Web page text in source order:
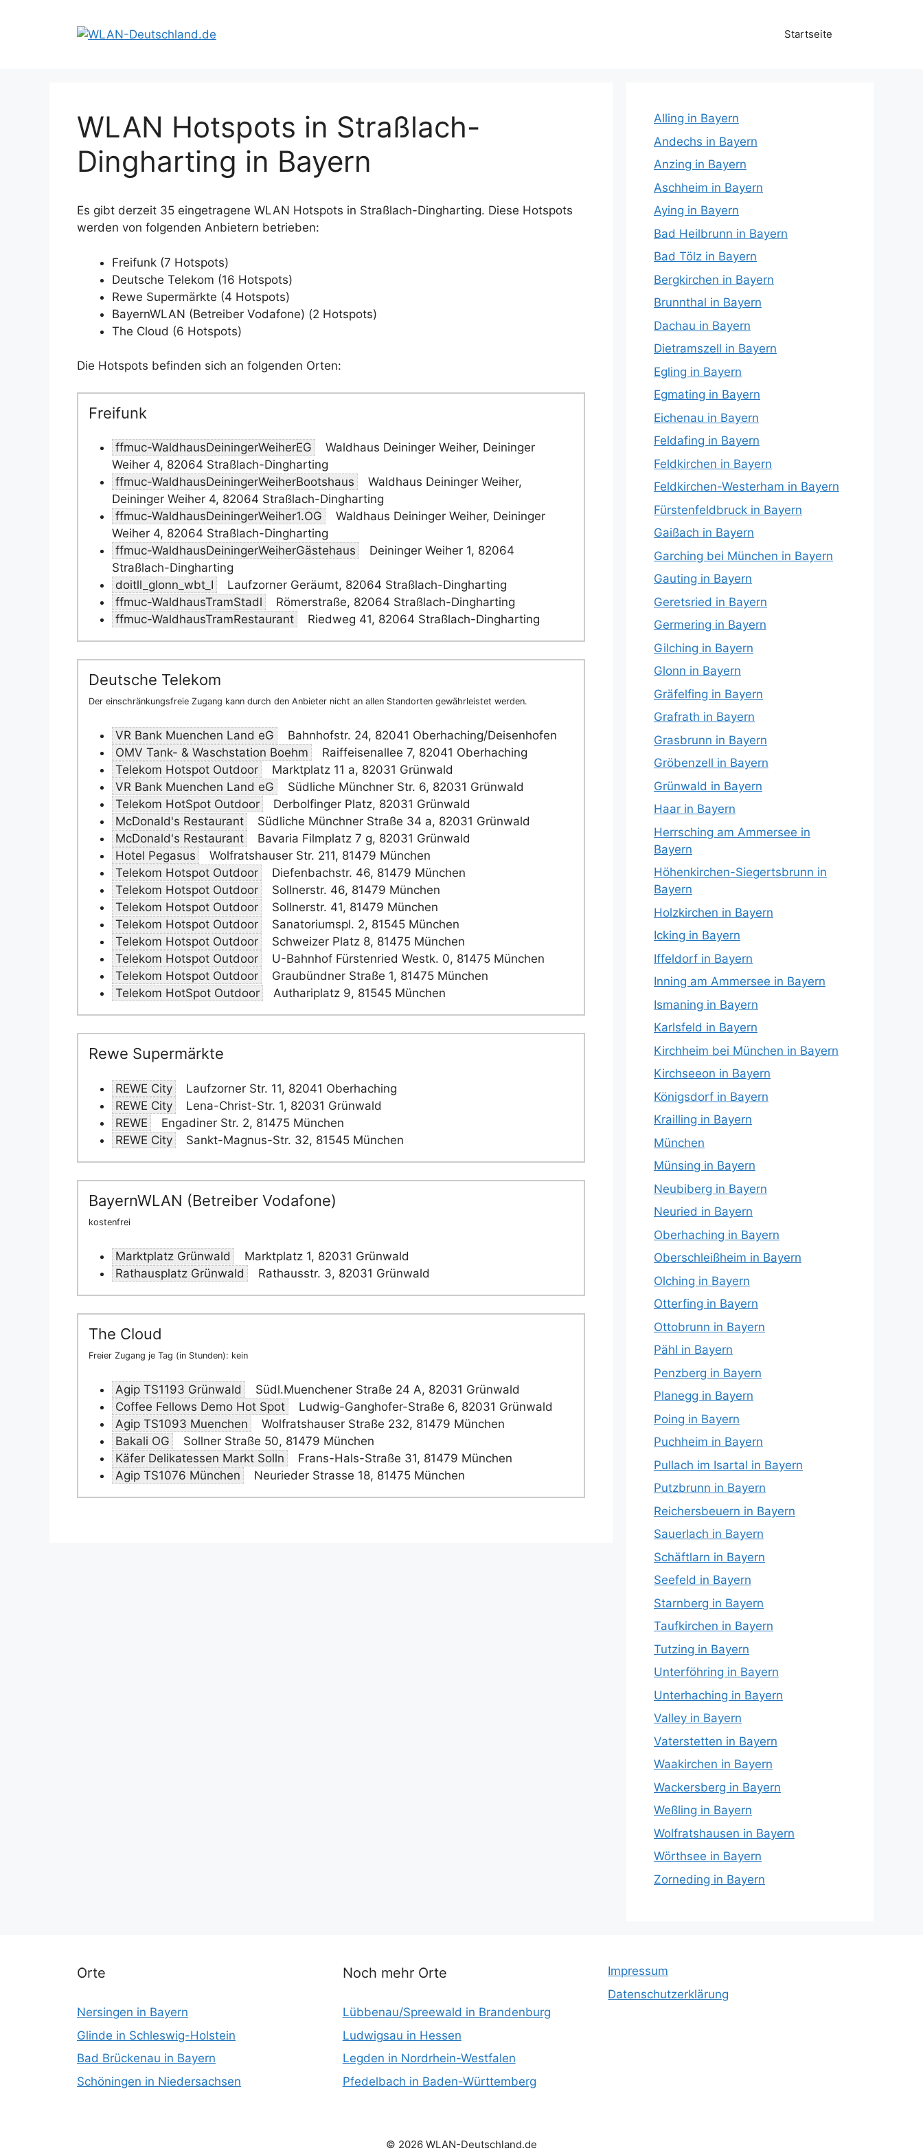
Startseite
WLAN Hotspots in Straßlach-
Dingharting in Bayern
Es gibt derzeit 35 eingetragene WLAN Hotspots in Straßlach-Dingharting. Diese Hotspots
werden von folgenden Anbietern betrieben:
Freifunk (7 Hotspots)
Deutsche Telekom (16 Hotspots)
Rewe Supermärkte (4 Hotspots)
BayernWLAN (Betreiber Vodafone) (2 Hotspots)
The Cloud (6 Hotspots)
Die Hotspots befinden sich an folgenden Orten:
Freifunk
ffmuc-WaldhausDeiningerWeiherEG
Waldhaus Deininger Weiher, Deininger
Weiher 4, 82064 Straßlach-Dingharting
ffmuc-WaldhausDeiningerWeiherBootshaus
Waldhaus Deininger Weiher,
Deininger Weiher 4, 82064 Straßlach-Dingharting
ffmuc-WaldhausDeiningerWeiher1.OG
Waldhaus Deininger Weiher, Deininger
Weiher 4, 82064 Straßlach-Dingharting
ffmuc-WaldhausDeiningerWeiherGästehaus
Deininger Weiher 1, 82064
Straßlach-Dingharting
doitll_glonn_wbt_I
Laufzorner Geräumt, 82064 Straßlach-Dingharting
ffmuc-WaldhausTramStadl
Römerstraße, 82064 Straßlach-Dingharting
ffmuc-WaldhausTramRestaurant
Riedweg 41, 82064 Straßlach-Dingharting
Deutsche Telekom
Der einschränkungsfreie Zugang kann durch den Anbieter nicht an allen Standorten gewährleistet werden.
VR Bank Muenchen Land eG
Bahnhofstr. 24, 82041 Oberhaching/Deisenhofen
OMV Tank- & Waschstation Boehm
Raiffeisenallee 7, 82041 Oberhaching
Telekom Hotspot Outdoor
Marktplatz 11 a, 82031 Grünwald
VR Bank Muenchen Land eG
Südliche Münchner Str. 6, 82031 Grünwald
Telekom HotSpot Outdoor
Derbolfinger Platz, 82031 Grünwald
McDonald's Restaurant
Südliche Münchner Straße 34 a, 82031 Grünwald
McDonald's Restaurant
Bavaria Filmplatz 7 g, 82031 Grünwald
Hotel Pegasus
Wolfratshauser Str. 211, 81479 München
Telekom Hotspot Outdoor
Diefenbachstr. 46, 81479 München
Telekom Hotspot Outdoor
Sollnerstr. 46, 81479 München
Telekom Hotspot Outdoor
Sollnerstr. 41, 81479 München
Telekom Hotspot Outdoor
Sanatoriumspl. 2, 81545 München
Telekom Hotspot Outdoor
Schweizer Platz 8, 81475 München
Telekom Hotspot Outdoor
U-Bahnhof Fürstenried Westk. 0, 81475 München
Telekom Hotspot Outdoor
Graubündner Straße 1, 81475 München
Telekom HotSpot Outdoor
Authariplatz 9, 81545 München
Rewe Supermärkte
REWE City
Laufzorner Str. 11, 82041 Oberhaching
REWE City
Lena-Christ-Str. 1, 82031 Grünwald
REWE
Engadiner Str. 2, 81475 München
REWE City
Sankt-Magnus-Str. 32, 81545 München
BayernWLAN (Betreiber Vodafone)
kostenfrei
Marktplatz Grünwald
Marktplatz 1, 82031 Grünwald
Rathausplatz Grünwald
Rathausstr. 3, 82031 Grünwald
The Cloud
Freier Zugang je Tag (in Stunden): kein
Agip TS1193 Grünwald
Südl.Muenchener Straße 24 A, 82031 Grünwald
Coffee Fellows Demo Hot Spot
Ludwig-Ganghofer-Straße 6, 82031 Grünwald
Agip TS1093 Muenchen
Wolfratshauser Straße 232, 81479 München
Bakali OG
Sollner Straße 50, 81479 München
Käfer Delikatessen Markt Solln
Frans-Hals-Straße 31, 81479 München
Agip TS1076 München
Neurieder Strasse 18, 81475 München
Alling in Bayern
Andechs in Bayern
Anzing in Bayern
Aschheim in Bayern
Aying in Bayern
Bad Heilbrunn in Bayern
Bad Tölz in Bayern
Bergkirchen in Bayern
Brunnthal in Bayern
Dachau in Bayern
Dietramszell in Bayern
Egling in Bayern
Egmating in Bayern
Eichenau in Bayern
Feldafing in Bayern
Feldkirchen in Bayern
Feldkirchen-Westerham in Bayern
Fürstenfeldbruck in Bayern
Gaißach in Bayern
Garching bei München in Bayern
Gauting in Bayern
Geretsried in Bayern
Germering in Bayern
Gilching in Bayern
Glonn in Bayern
Gräfelfing in Bayern
Grafrath in Bayern
Grasbrunn in Bayern
Gröbenzell in Bayern
Grünwald in Bayern
Haar in Bayern
Herrsching am Ammersee in
Bayern
Höhenkirchen-Siegertsbrunn in
Bayern
Holzkirchen in Bayern
Icking in Bayern
Iffeldorf in Bayern
Inning am Ammersee in Bayern
Ismaning in Bayern
Karlsfeld in Bayern
Kirchheim bei München in Bayern
Kirchseeon in Bayern
Königsdorf in Bayern
Krailling in Bayern
München
Münsing in Bayern
Neubiberg in Bayern
Neuried in Bayern
Oberhaching in Bayern
Oberschleißheim in Bayern
Olching in Bayern
Otterfing in Bayern
Ottobrunn in Bayern
Pähl in Bayern
Penzberg in Bayern
Planegg in Bayern
Poing in Bayern
Puchheim in Bayern
Pullach im Isartal in Bayern
Putzbrunn in Bayern
Reichersbeuern in Bayern
Sauerlach in Bayern
Schäftlarn in Bayern
Seefeld in Bayern
Starnberg in Bayern
Taufkirchen in Bayern
Tutzing in Bayern
Unterföhring in Bayern
Unterhaching in Bayern
Valley in Bayern
Vaterstetten in Bayern
Waakirchen in Bayern
Wackersberg in Bayern
Weßling in Bayern
Wolfratshausen in Bayern
Wörthsee in Bayern
Zorneding in Bayern
Orte
Nersingen in Bayern
Glinde in Schleswig-Holstein
Bad Brückenau in Bayern
Schöningen in Niedersachsen
Noch mehr Orte
Lübbenau/Spreewald in Brandenburg
Ludwigsau in Hessen
Legden in Nordrhein-Westfalen
Pfedelbach in Baden-Württemberg
Impressum
Datenschutzerklärung
© 2026 WLAN-Deutschland.de